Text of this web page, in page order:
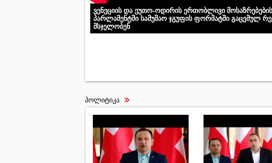
ვენეციის და ეუთო-ოდირის ერთობლივი
პარლამენტში სამუშაო ჯგუფის ფორმატში გაცემულ
მსჯელობენ
პოლიტიკა